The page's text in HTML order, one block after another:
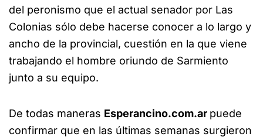
del peronismo que el actual senador por Las
Colonias sólo debe hacerse conocer a lo largo y
ancho de la provincial, cuestión en la que viene
trabajando el hombre oriundo de Sarmiento
junto a su equipo.
De todas maneras Esperancino.com.ar puede
confirmar que en las últimas semanas surgieron